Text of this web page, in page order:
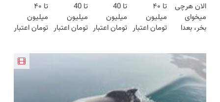
(تخفیف به
مدت
محدود)
ساخت!!!
هفته!!😍
کن!😍
فقط امروز
حراج شد🔥
پرداخت
الان هرچی
میخوای
بخر، بعدا
تا ۴۰
میلیون
تومان اعتبار
تا 40
میلیون
تومان اعتبار
تا 40
میلیون
تومان اعتبار
تا ۴۰
میلیون
تومان اعتبار